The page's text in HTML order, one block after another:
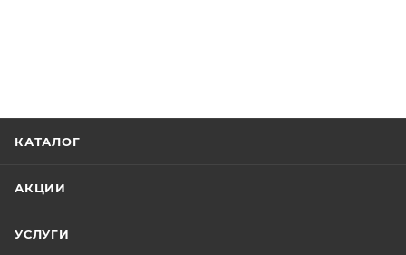
КАТАЛОГ
АКЦИИ
УСЛУГИ